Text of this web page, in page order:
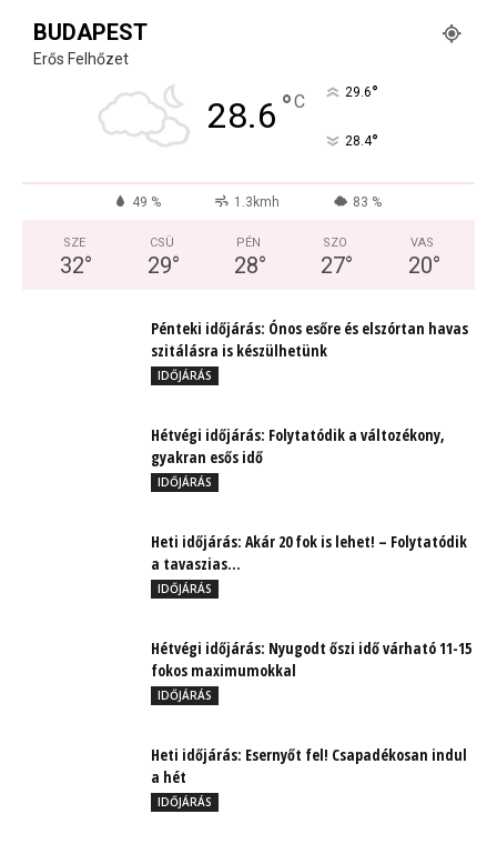
BUDAPEST
Erős Felhőzet
28.6 °C 29.6°
28.4°
49 % 1.3kmh 83 %
SZE
32°
CSÜ
29°
PÉN
28°
SZO
27°
VAS
20°
Pénteki időjárás: Ónos esőre és elszórtan havas
szitálásra is készülhetünk
IDŐJÁRÁS
Hétvégi időjárás: Folytatódik a változékony,
gyakran esős idő
IDŐJÁRÁS
Heti időjárás: Akár 20 fok is lehet! – Folytatódik
a tavaszias...
IDŐJÁRÁS
Hétvégi időjárás: Nyugodt őszi idő várható 11-15
fokos maximumokkal
IDŐJÁRÁS
Heti időjárás: Esernyőt fel! Csapadékosan indul
a hét
IDŐJÁRÁS